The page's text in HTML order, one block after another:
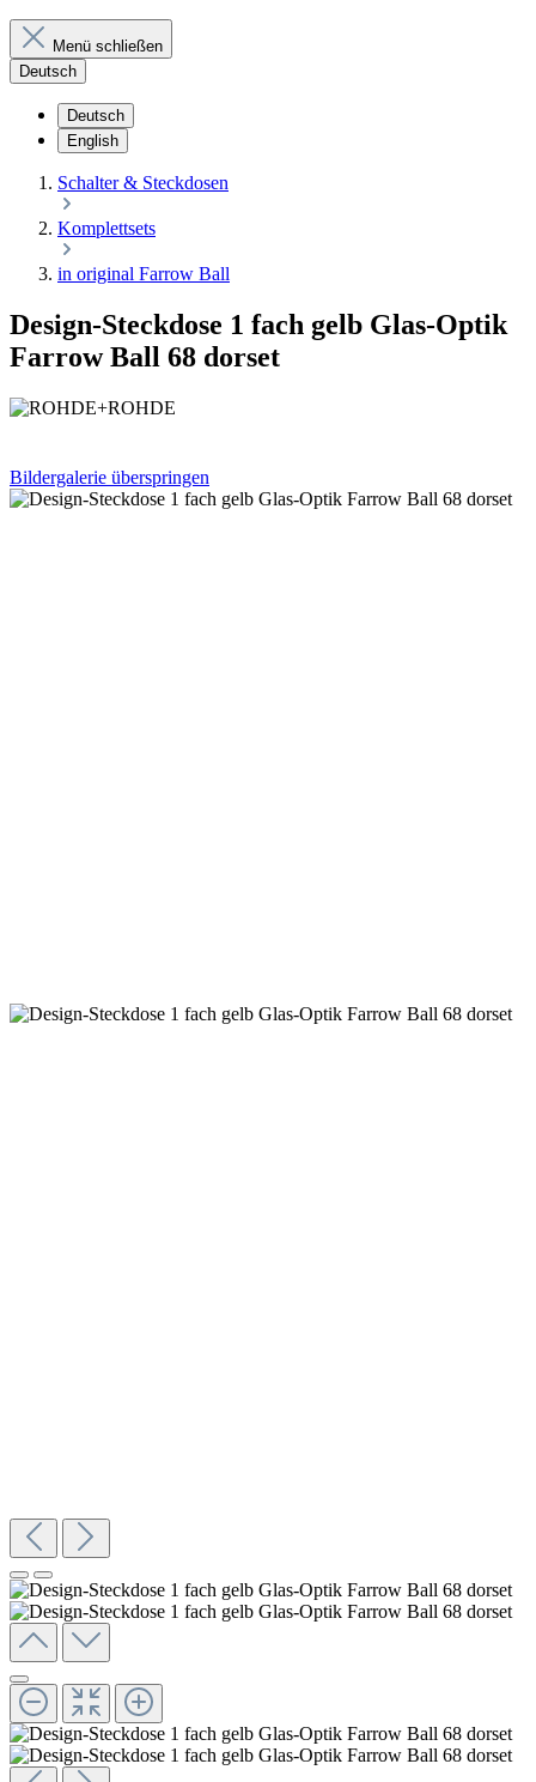
Menü schließen
Deutsch
Deutsch
English
Schalter & Steckdosen
Komplettsets
in original Farrow Ball
Design-Steckdose 1 fach gelb Glas-Optik
Farrow Ball 68 dorset
Bildergalerie überspringen